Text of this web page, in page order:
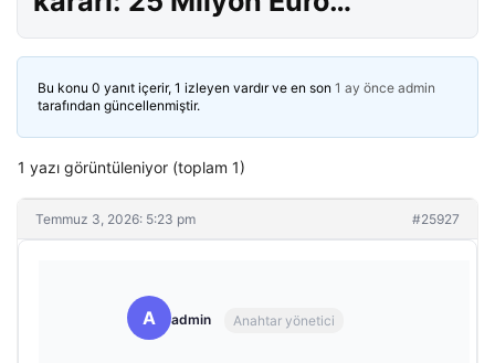
Bu konu 0 yanıt içerir, 1 izleyen vardır ve en son 1 ay önce admin
tarafından güncellenmiştir.
1 yazı görüntüleniyor (toplam 1)
Temmuz 3, 2026: 5:23 pm #25927
A admin Anahtar yönetici